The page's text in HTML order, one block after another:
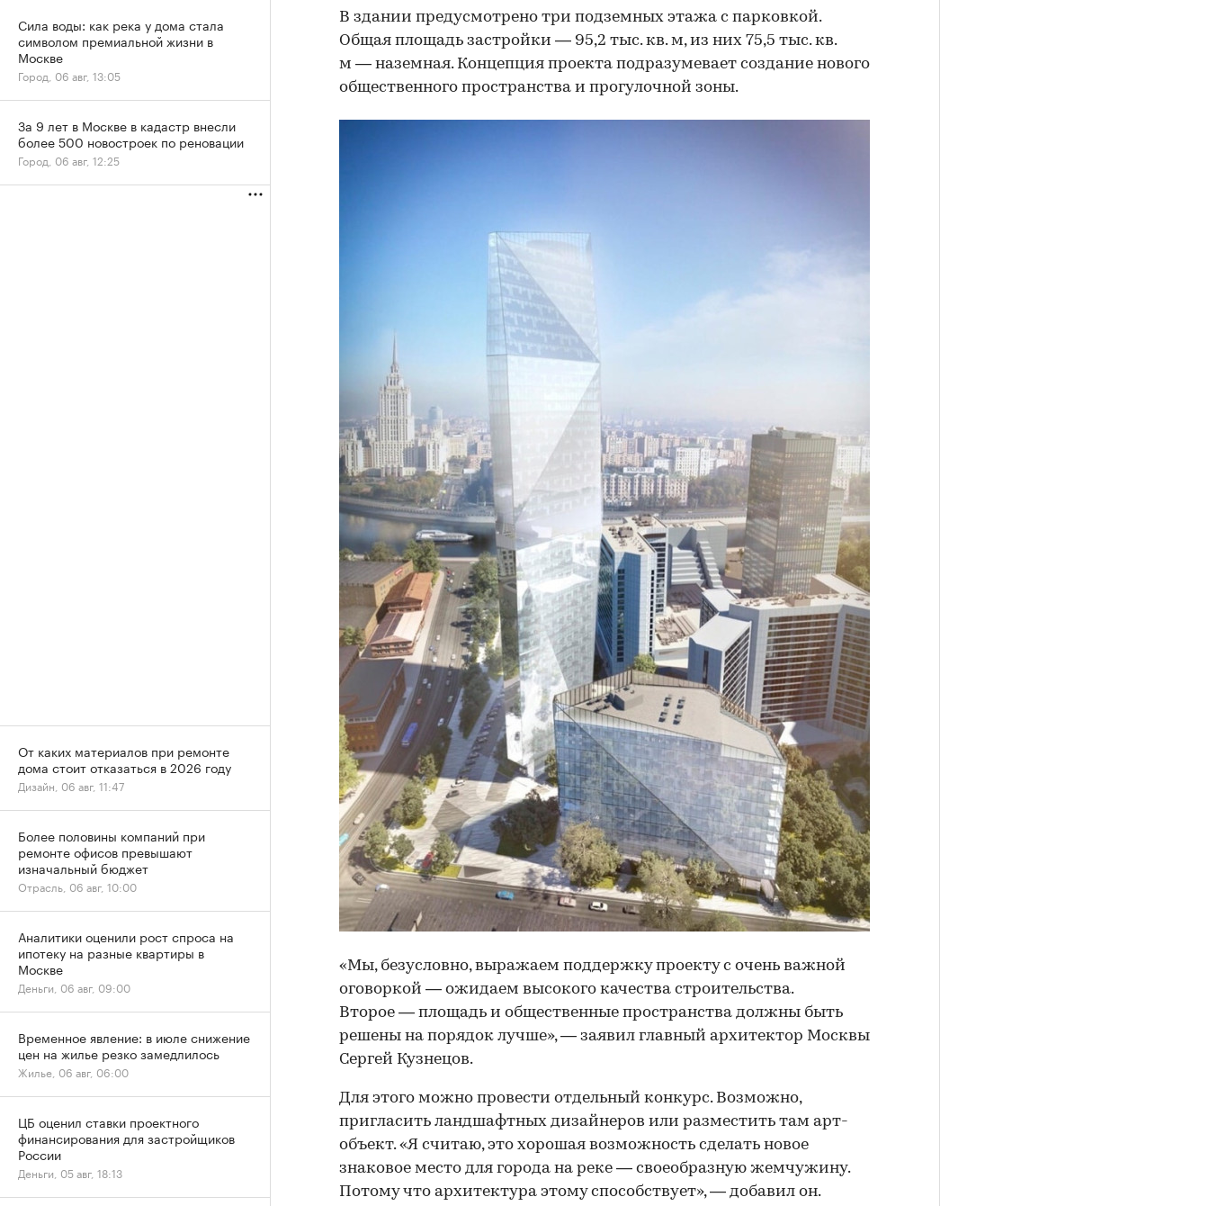
00:00
В здании предусмотрено три подземных этажа с парковкой.
Общая площадь застройки — 95,2 тыс. кв. м, из них 75,5 тыс. кв.
м — наземная. Концепция проекта подразумевает создание нового
общественного пространства и прогулочной зоны.
«Мы, безусловно, выражаем поддержку проекту с очень важной
оговоркой — ожидаем высокого качества строительства.
Второе — площадь и общественные пространства должны быть
решены на порядок лучше», — заявил главный архитектор Москвы
Сергей Кузнецов.
Для этого можно провести отдельный конкурс. Возможно,
пригласить ландшафтных дизайнеров или разместить там арт-
объект. «Я считаю, это хорошая возможность сделать новое
знаковое место для города на реке — своеобразную жемчужину.
Потому что архитектура этому способствует», — добавил он.
Сила воды: как река у дома стала
символом премиальной жизни в
Москве
Город, 06 авг, 13:05
За 9 лет в Москве в кадастр внесли
более 500 новостроек по реновации
Город, 06 авг, 12:25
От каких материалов при ремонте
дома стоит отказаться в 2026 году
Дизайн, 06 авг, 11:47
Более половины компаний при
ремонте офисов превышают
изначальный бюджет
Отрасль, 06 авг, 10:00
Аналитики оценили рост спроса на
ипотеку на разные квартиры в
Москве
Деньги, 06 авг, 09:00
Временное явление: в июле снижение
цен на жилье резко замедлилось
Жилье, 06 авг, 06:00
ЦБ оценил ставки проектного
финансирования для застройщиков
России
Деньги, 05 авг, 18:13